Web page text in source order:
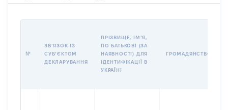
№
ЗВʼЯЗОК ІЗ
СУБʼЄКТОМ
ДЕКЛАРУВАННЯ
ПРІЗВИЩЕ, ІМʼЯ,
ПО БАТЬКОВІ (ЗА
НАЯВНОСТІ) ДЛЯ
ІДЕНТИФІКАЦІЇ В
УКРАЇНІ
ГРОМАДЯНСТВО